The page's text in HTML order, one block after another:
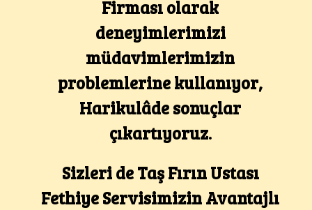
Firması olarak
deneyimlerimizi
müdavimlerimizin
problemlerine kullanıyor,
Harikulâde sonuçlar
çıkartıyoruz.
Sizleri de Taş Fırın Ustası
Fethiye Servisimizin Avantajlı